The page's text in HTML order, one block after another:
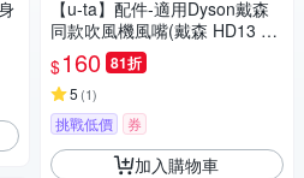
【u-ta】配件-適用Dyson戴森
同款吹風機風嘴(戴森 HD13 u-t
a吹風機適用配件)
$160 81折
5 (1)
挑戰低價 券
加入購物車